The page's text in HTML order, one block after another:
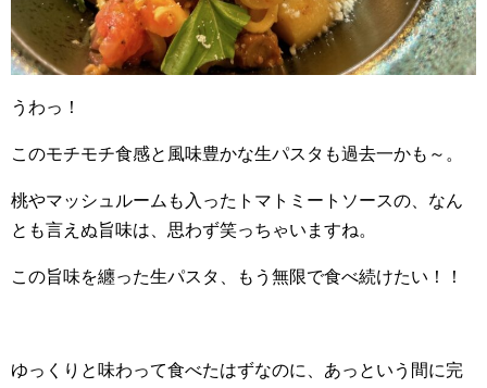
うわっ！
このモチモチ食感と風味豊かな生パスタも過去一かも～。
桃やマッシュルームも入ったトマトミートソースの、なん
とも言えぬ旨味は、思わず笑っちゃいますね。
この旨味を纏った生パスタ、もう無限で食べ続けたい！！
ゆっくりと味わって食べたはずなのに、あっという間に完